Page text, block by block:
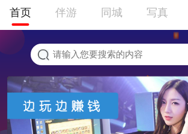
首页 伴游 同城 写真